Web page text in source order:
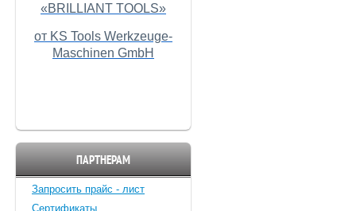
«BRILLIANT TOOLS»
от KS Tools Werkzeuge-
Maschinen GmbH
ПАРТНЕРАМ
Запросить прайс - лист
Cертификаты